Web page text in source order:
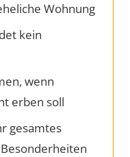
Wohnung
kein
wenn
erben soll
gesamtes